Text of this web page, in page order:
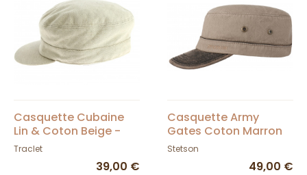
Casquette Cubaine
Lin & Coton Beige -
Traclet
Traclet
39,00 €
Casquette Army
Gates Coton Marron
& Taupe UPF 40+ -
Stetson
49,00 €